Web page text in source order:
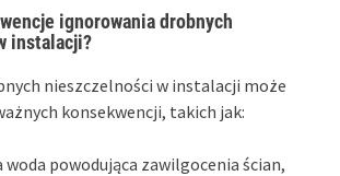
ignorowania drobnych
instalacji?
nieszczelności w instalacji może
konsekwencji, takich jak:
woda powodująca zawilgocenia ścian,